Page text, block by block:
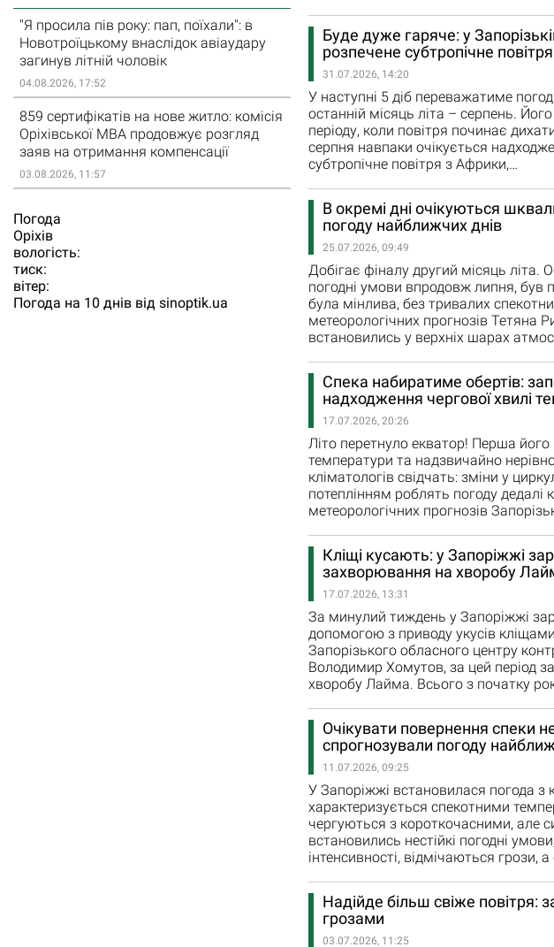
"Я просила пів року: пап, поїхали": в
Новотроїцькому внаслідок авіаудару
загинув літній чоловік
04.08.2026, 17:52
859 сертифікатів на нове житло: комісія
Оріхівської МВА продовжує розгляд
заяв на отримання компенсації
03.08.2026, 11:57
Погода
Орiхiв
вологість:
тиск:
вітер:
Погода на 10 днів від sinoptik.ua
Буде дуже гаряче: у
розпечене субтропічне
31.07.2026, 14:20
У наступні 5 діб переважатиме
останній місяць літа – серпень.
періоду, коли повітря починає
серпня навпаки очікується
субтропічне повітря з Африки,…
В окремі дні очікуються
погоду найближчих днів
25.07.2026, 09:49
Добігає фіналу другий місяць
погодні умови впродовж липня, був
була мінлива, без тривалих
метеорологічних прогнозів Тетяна
встановились у верхніх шарах
Спека набиратиме обертів:
надходження чергової хвилі
17.07.2026, 20:26
Літо перетнуло екватор! Перша
температури та надзвичайно
кліматологів свідчать: зміни у
потеплінням роблять погоду дедалі
метеорологічних прогнозів
Кліщі кусають: у Запоріжжі
захворювання на хворобу
17.07.2026, 13:31
За минулий тиждень у Запоріжжі
допомогою з приводу укусів
Запорізького обласного центру
Володимир Хомутов, за цей період
хворобу Лайма. Всього з початку
Очікувати повернення спеки
спрогнозували погоду
11.07.2026, 09:25
У Запоріжжі встановилася погода
характеризується спекотними
чергуються з короткочасними, але
встановились нестійкі погодні
інтенсивності, відмічаються грози,
Надійде більш свіже повітря:
грозами
03.07.2026, 11:25